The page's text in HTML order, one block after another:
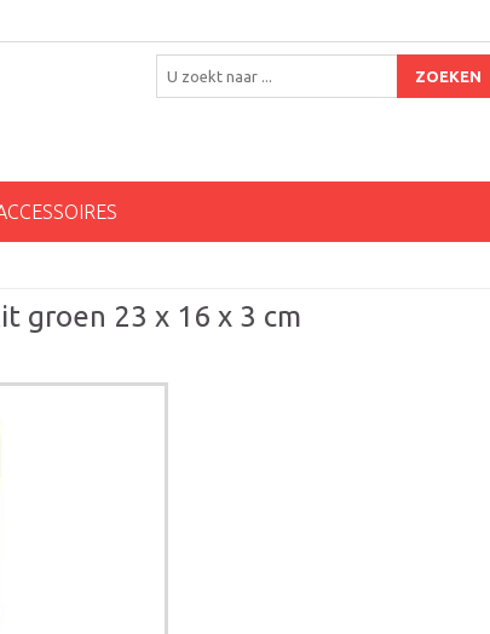
ZOEKEN
groen 23 x 16 x 3 cm